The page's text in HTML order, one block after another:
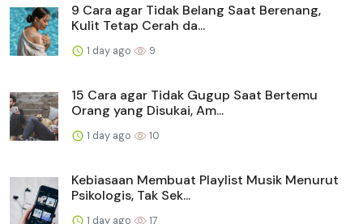
9 Cara agar Tidak Belang Saat Berenang,
Kulit Tetap Cerah da...
1 day ago 9
15 Cara agar Tidak Gugup Saat Bertemu
Orang yang Disukai, Am...
1 day ago 10
Kebiasaan Membuat Playlist Musik Menurut
Psikologis, Tak Sek...
1 day ago 17